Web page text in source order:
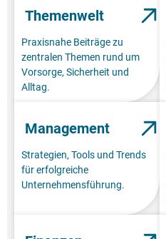
Themenwelt
Praxisnahe Beiträge zu
zentralen Themen rund um
Vorsorge, Sicherheit und
Alltag.
Management
Strategien, Tools und Trends
für erfolgreiche
Unternehmensführung.